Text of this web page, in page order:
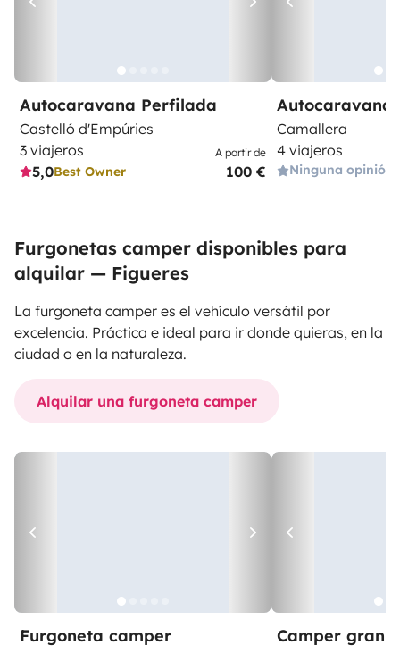
Autocaravana Perfilada
Castelló d'Empúries
3 viajeros
5,0Best Owner
A partir de
100 €
Autocaravana
Camallera
4 viajeros
Ninguna opinión
Furgonetas camper disponibles para
alquilar — Figueres
La furgoneta camper es el vehículo versátil por
excelencia. Práctica e ideal para ir donde quieras, en la
ciudad o en la naturaleza.
Alquilar una furgoneta camper
Furgoneta camper Camper gran